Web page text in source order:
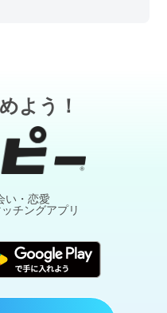
よう！
い・恋愛
チングアプリ